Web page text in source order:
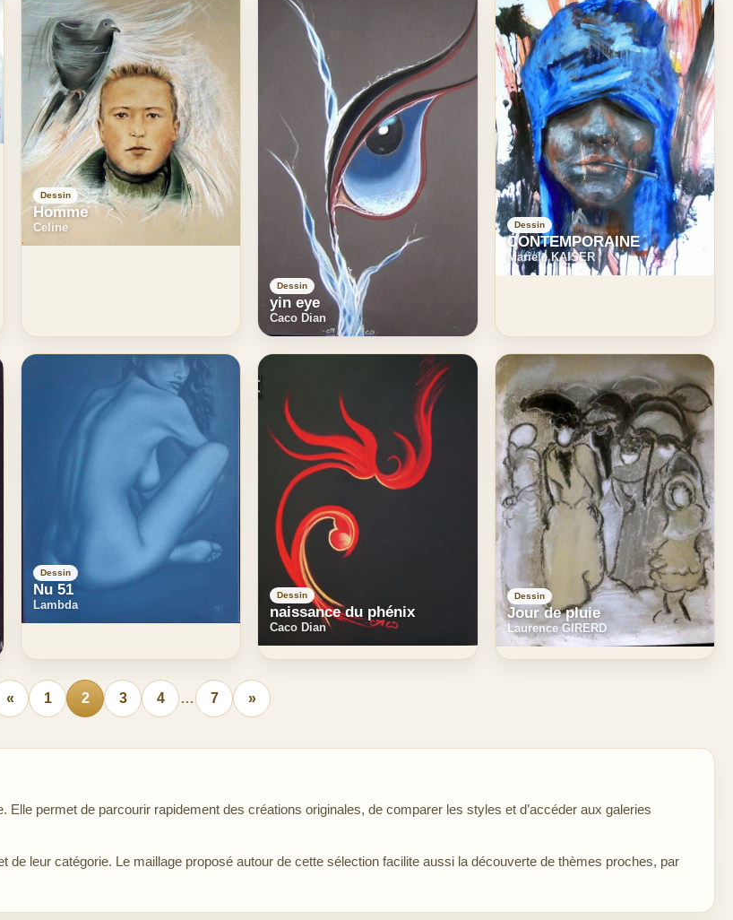
Dessin
Homme
Celine
Dessin
yin eye
Caco Dian
Dessin
CONTEMPORAINE
Mariele KAISER
Dessin
Nu 51
Lambda
Dessin
naissance du phénix
Caco Dian
Dessin
Jour de pluie
Laurence GIRERD
« 1 2 3 4 … 7 »
permet de parcourir rapidement des créations originales, de comparer les styles et d’accéder aux galeries
leur catégorie. Le maillage proposé autour de cette sélection facilite aussi la découverte de thèmes proches, par